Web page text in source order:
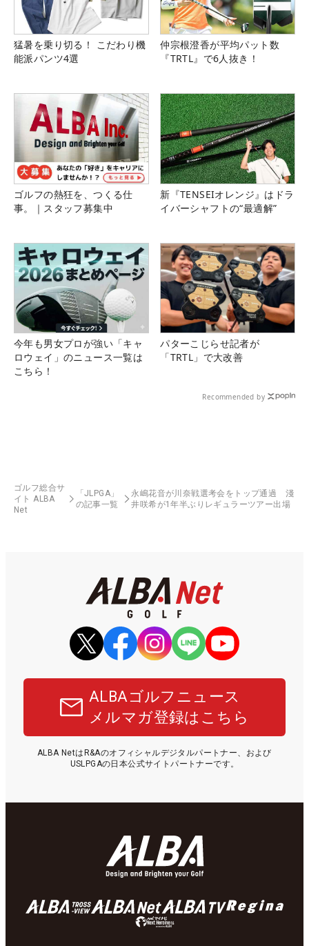
猛暑を乗り切る！ こだわり機
能派パンツ4選
仲宗根澄香が平均パット数
『TRTL』で6人抜き！
ゴルフの熱狂を、つくる仕
事。｜スタッフ募集中
新『TENSEIオレンジ』はドラ
イバーシャフトの“最適解”
今年も男女プロが強い「キャ
ロウェイ」のニュース一覧は
こちら！
パターこじらせ記者が
「TRTL」で大改善
Recommended by
ゴルフ総合サ
イト ALBA
Net
「JLPGA」
の記事一覧
永嶋花音が川奈戦選考会をトップ通過 淺
井咲希が1年半ぶりレギュラーツアー出場
ALBAゴルフニュース
メルマガ登録はこちら
ALBA NetはR&Aのオフィシャルデジタルパートナー、および
USLPGAの日本公式サイトパートナーです。